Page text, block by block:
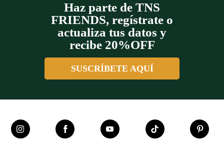
Haz parte de TNS
FRIENDS, regístrate o
actualiza tus datos y
recibe 20%OFF
SUSCRÍBETE AQUÍ